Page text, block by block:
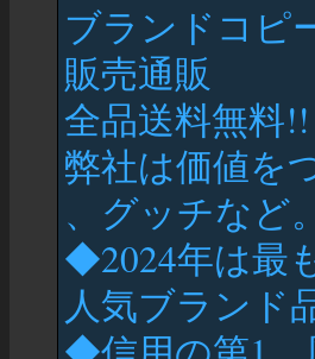
ブランドコピ
販売通販
全品送料無料!!
弊社は価値を
、グッチなど。
◆2024年は最
人気ブランド